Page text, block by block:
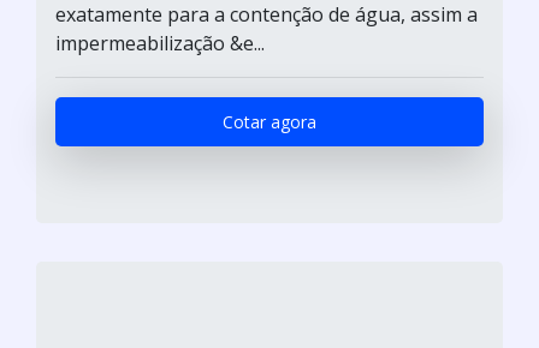
exatamente para a contenção de água, assim a
impermeabilização &e...
Cotar agora